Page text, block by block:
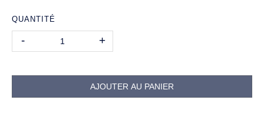
QUANTITÉ
- +
AJOUTER AU PANIER